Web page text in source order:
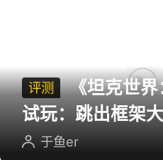
评测
《坦克世界：征程》CJ
试玩：跳出框架
英雄射击重塑坦
于鱼er